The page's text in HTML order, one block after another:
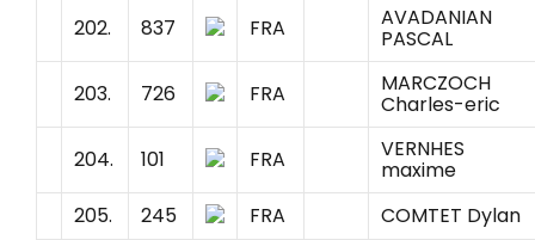
202.
837 FRA AVADANIAN
PASCAL
203.
726 FRA MARCZOCH
Charles-eric
204.
101 FRA VERNHES
maxime
205.
245 FRA
COMTET Dylan